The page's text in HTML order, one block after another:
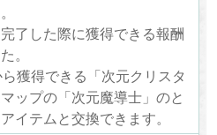
完了した際に獲得できる報酬
。
獲得できる「次元クリスタ
ップの「次元魔導士」のと
イテムと交換できます。